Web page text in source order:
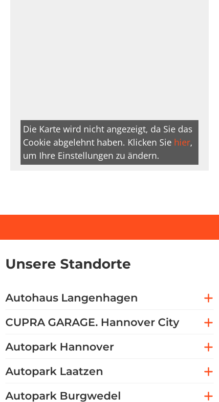
Die Karte wird nicht angezeigt, da Sie das
Cookie abgelehnt haben. Klicken Sie hier,
um Ihre Einstellungen zu ändern.
Unsere Standorte
Autohaus Langenhagen
CUPRA GARAGE. Hannover City
Autopark Hannover
Autopark Laatzen
Autopark Burgwedel